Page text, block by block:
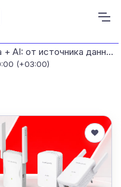
SmartData 2026. Data + AI: от источника данных до работающих моделей
(+03:00)